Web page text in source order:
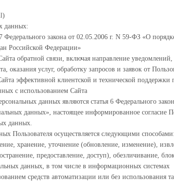
данных:
Федерального закона от 02.05.2006 г. N 59-ФЗ «О
Российской Федерации»
обратной связи, включая направление уведомлений,
оказания услуг, обработку запросов и заявок от
эффективной клиентской и технической поддержки
с использованием Сайта
данных являются статья 6 Федерального
данных», настоящее информированное согласие
данных.
Пользователя осуществляется следующими
хранение, уточнение (обновление, изменение),
предоставление, доступ), обезличивание,
данных, в том числе в информационных системах
средств автоматизации или без использования